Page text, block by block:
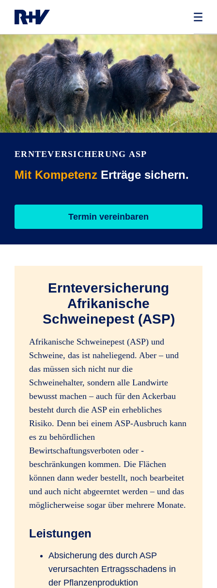
ERNTEVERSICHERUNG ASP
Mit Kompetenz Erträge sichern.
Termin vereinbaren
Ernteversicherung
Afrikanische
Schweinepest (ASP)
Afrikanische Schweinepest (ASP) und
Schweine, das ist naheliegend. Aber – und
das müssen sich nicht nur die
Schweinehalter, sondern alle Landwirte
bewusst machen – auch für den Ackerbau
besteht durch die ASP ein erhebliches
Risiko. Denn bei einem ASP-Ausbruch kann
es zu behördlichen
Bewirtschaftungsverboten oder -
beschränkungen kommen. Die Flächen
können dann weder bestellt, noch bearbeitet
und auch nicht abgeerntet werden – und das
möglicherweise sogar über mehrere Monate.
Leistungen
Absicherung des durch ASP
verursachten Ertragsschadens in
der Pflanzenproduktion